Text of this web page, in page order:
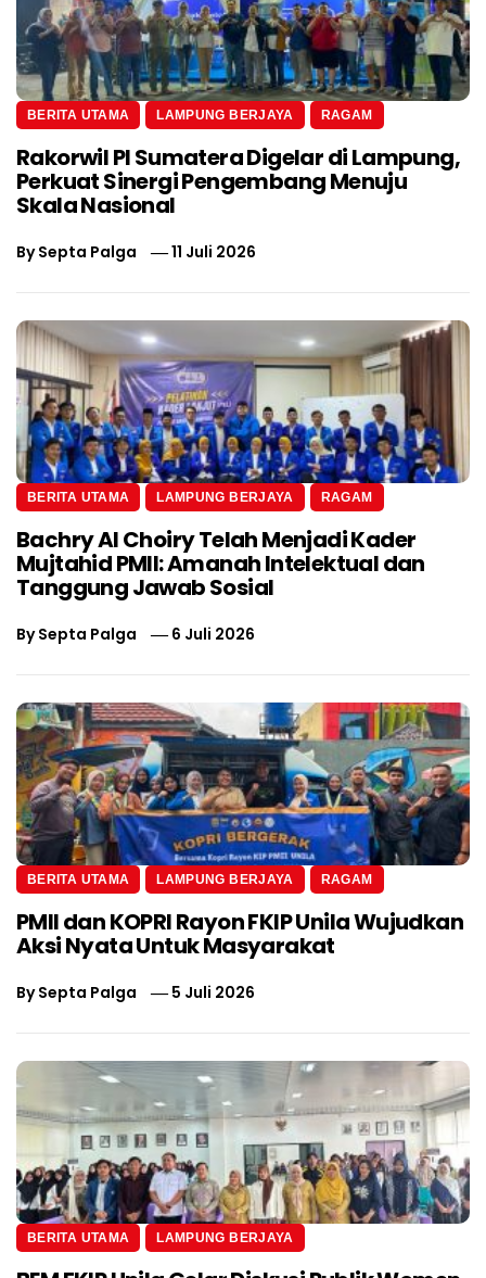
BERITA UTAMA LAMPUNG BERJAYA RAGAM
Rakorwil PI Sumatera Digelar di Lampung,
Perkuat Sinergi Pengembang Menuju
Skala Nasional
BySepta Palga 11 Juli 2026
BERITA UTAMA LAMPUNG BERJAYA RAGAM
Bachry Al Choiry Telah Menjadi Kader
Mujtahid PMII: Amanah Intelektual dan
Tanggung Jawab Sosial
BySepta Palga 6 Juli 2026
BERITA UTAMA LAMPUNG BERJAYA RAGAM
PMII dan KOPRI Rayon FKIP Unila Wujudkan
Aksi Nyata Untuk Masyarakat
BySepta Palga 5 Juli 2026
BERITA UTAMA LAMPUNG BERJAYA